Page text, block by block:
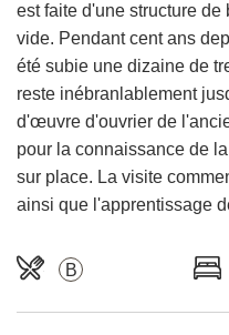
est faite d'une structure
vide. Pendant cent ans
été subie une dizaine de
reste inébranlablement
d'œuvre d'ouvrier de
pour la connaissance de
sur place. La visite
ainsi que l'apprentissage
B